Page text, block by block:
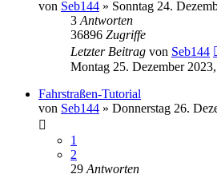
von Seb144 » Sonntag 24.
3 Antworten
36896 Zugriffe
Letzter Beitrag von Seb144
Montag 25. Dezember
Fahrstraßen-Tutorial
von Seb144 » Donnerstag 26.
1
2
29 Antworten